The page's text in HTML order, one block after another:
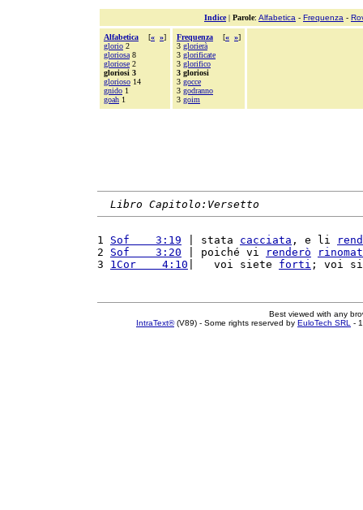
Indice| Parole: Alfabetica - Frequenza -
Alfabetica [« »]
glorio 2
gloriosa 8
gloriose 2
gloriosi 3
glorioso 14
gnido 1
goah 1
Frequenza [« »]
3 glorierà
3 glorificate
3 glorifico
3 gloriosi
3 gocce
3 godranno
3 goim
Libro Capitolo:Versetto
1 Sof    3:19 | stata cacciata , e li
2 Sof    3:20 | poiché vi renderò
3 1Cor    4:10 |   voi siete forti ; voi
Best viewed with any
IntraText®(V89) - Some rights reserved by EuloTech SRL -